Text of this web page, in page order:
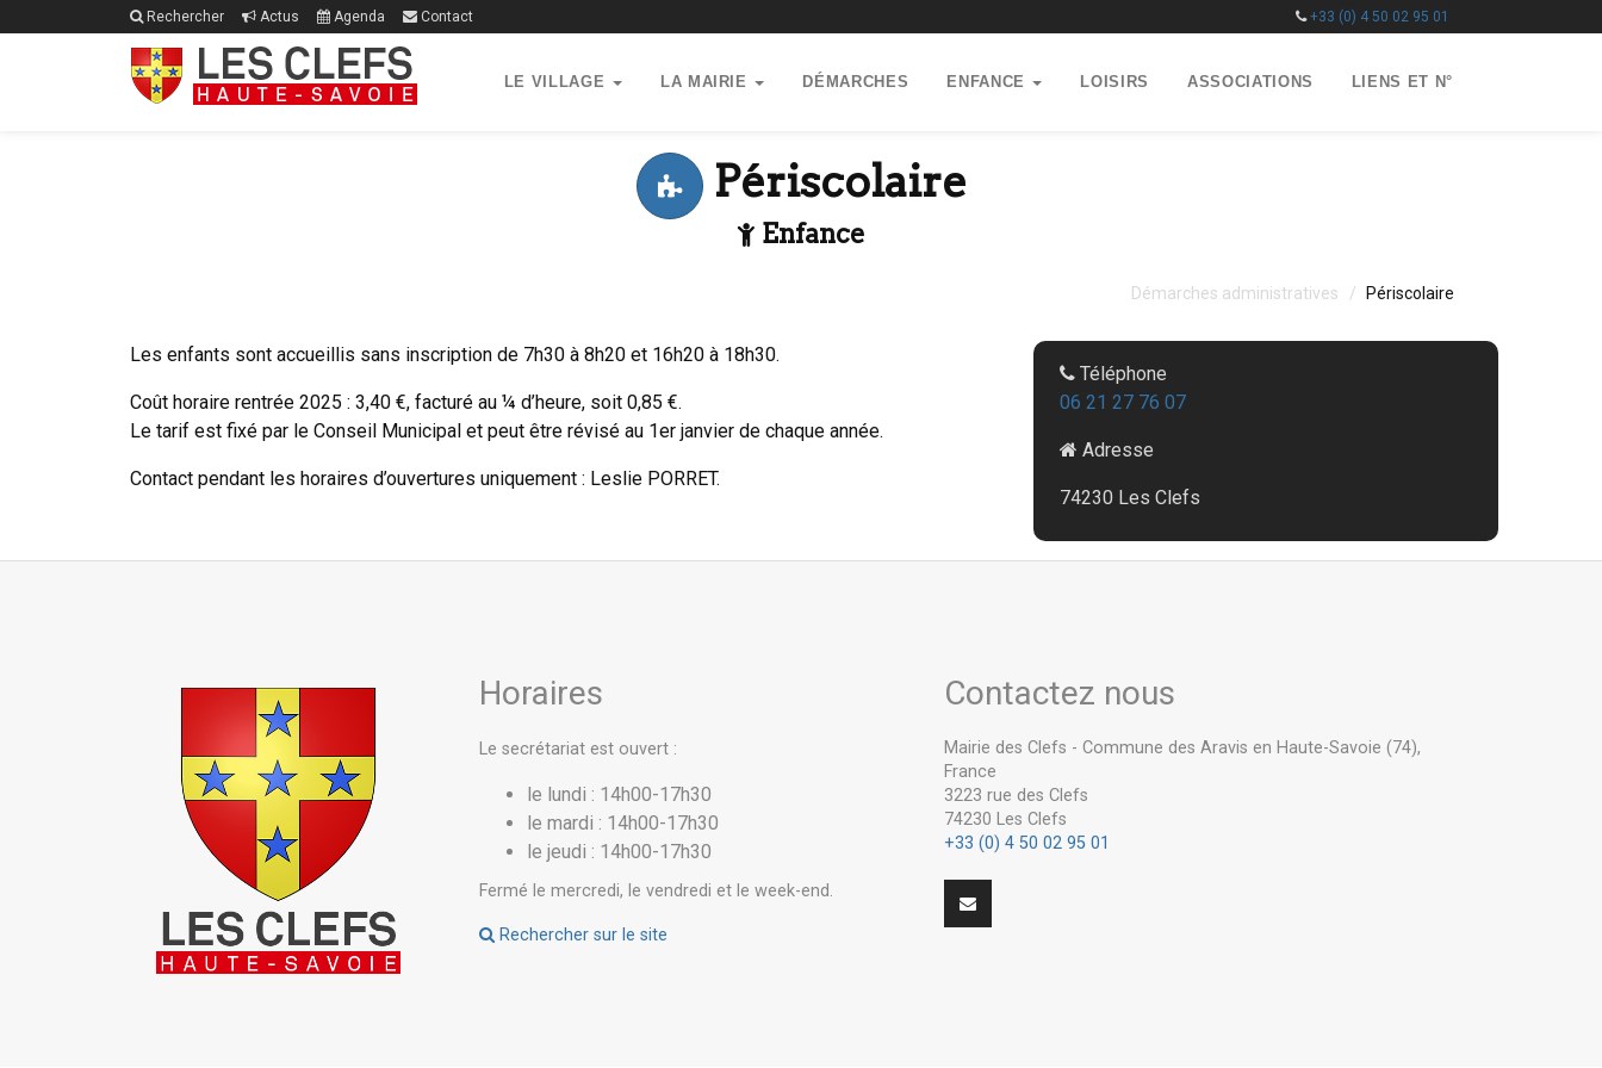
Rechercher Actus Agenda Contact +33 (0) 4 50 02 95 01
LE VILLAGE LA MAIRIE DÉMARCHES ENFANCE LOISIRS ASSOCIATIONS LIENS ET N°
Périscolaire
Enfance
Démarches administratives Périscolaire
Les enfants sont accueillis sans inscription de 7h30 à 8h20 et 16h20 à 18h30.
Coût horaire rentrée 2025 : 3,40 €, facturé au ¼ d’heure, soit 0,85 €.
Le tarif est fixé par le Conseil Municipal et peut être révisé au 1er janvier de chaque année.
Contact pendant les horaires d’ouvertures uniquement : Leslie PORRET.
Téléphone
06 21 27 76 07
Adresse
74230 Les Clefs
Horaires
Le secrétariat est ouvert :
le lundi : 14h00-17h30
le mardi : 14h00-17h30
le jeudi : 14h00-17h30
Fermé le mercredi, le vendredi et le week-end.
Rechercher sur le site
Contactez nous
Mairie des Clefs - Commune des Aravis en Haute-Savoie (74),
France
3223 rue des Clefs
74230 Les Clefs
+33 (0) 4 50 02 95 01